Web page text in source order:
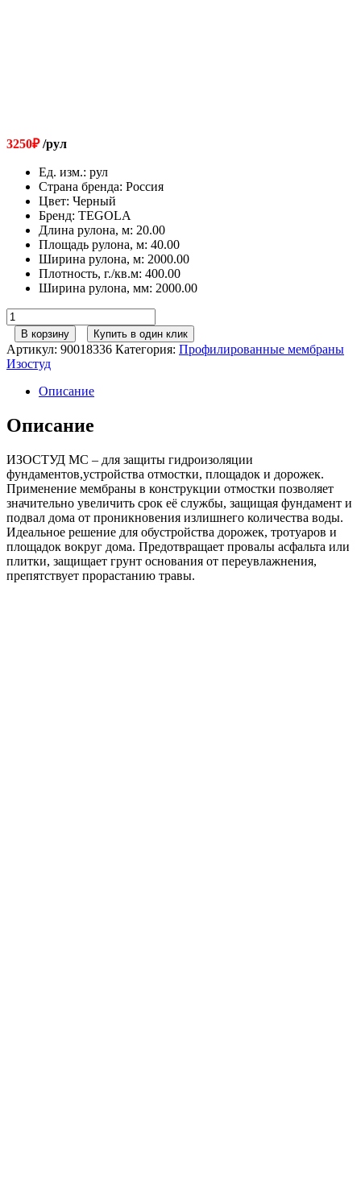
3250₽/рул
Ед. изм.: рул
Страна бренда: Россия
Цвет: Черный
Бренд: TEGOLA
Длина рулона, м: 20.00
Площадь рулона, м: 40.00
Ширина рулона, м: 2000.00
Плотность, г./кв.м: 400.00
Ширина рулона, мм: 2000.00
Количество
товара
Профилированные
мембраны
Изостуд
(2*20м)
В корзину Купить в один клик
Артикул: 90018336 Категория: Профилированные мембраны
Изостуд
Описание
Описание
ИЗОСТУД МС – для защиты гидроизоляции
фундаментов,устройства отмостки, площадок и дорожек.
Применение мембраны в конструкции отмостки позволяет
значительно увеличить срок её службы, защищая фундамент и
подвал дома от проникновения излишнего количества воды.
Идеальное решение для обустройства дорожек, тротуаров и
площадок вокруг дома. Предотвращает провалы асфальта или
плитки, защищает грунт основания от переувлажнения,
препятствует прорастанию травы.